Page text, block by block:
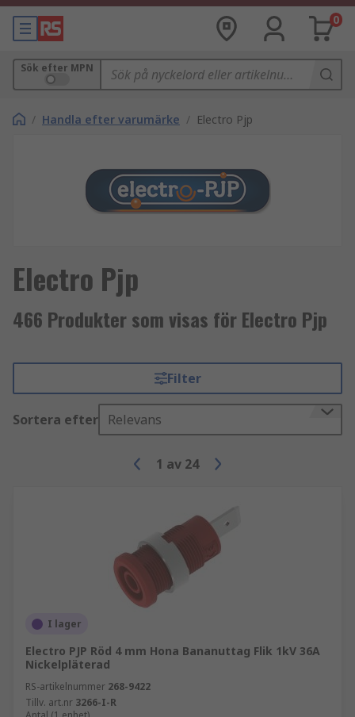
0
Sök efter MPN
/ Handla efter varumärke / Electro Pjp
Electro Pjp
466 Produkter som visas för Electro Pjp
Filter
Sortera efter Relevans
1 av 24
I lager
Electro PJP Röd 4 mm Hona Bananuttag Flik 1kV 36A
Nickelpläterad
RS-artikelnummer 268-9422
Tillv. art.nr 3266-I-R